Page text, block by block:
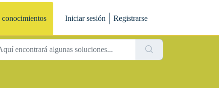
conocimientos Iniciar sesión Registrarse